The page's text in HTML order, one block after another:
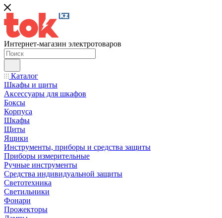
Интернет-магазин электротоваров
Каталог
Шкафы и щиты
Аксессуары для шкафов
Боксы
Корпуса
Шкафы
Щиты
Ящики
Инструменты, приборы и средства защиты
Приборы измерительные
Ручные инструменты
Средства индивидуальной защиты
Светотехника
Светильники
Фонари
Прожекторы